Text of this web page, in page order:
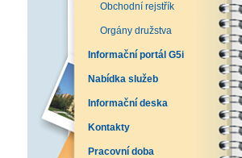
Obchodní rejstřík
Orgány družstva
Informační portál G5i
Nabídka služeb
Informační deska
Kontakty
Pracovní doba